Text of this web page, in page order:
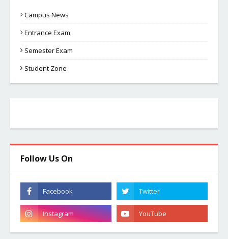
Campus News
Entrance Exam
Semester Exam
Student Zone
Follow Us On